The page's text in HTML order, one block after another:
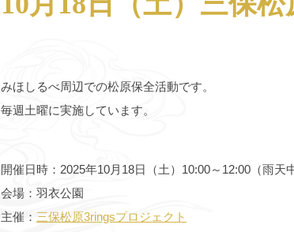
みほしるべ周辺での松原保全活動です。
毎週土曜に実施しています。
開催日時：2025年10月18日（土）10:00～12:00（雨天
会場：羽衣公園
主催： 三保松原3ringsプロジェクト